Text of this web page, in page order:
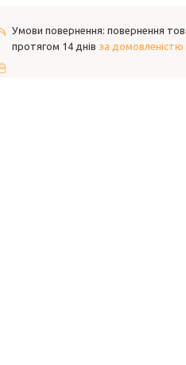
повернення
протягом 14 днів за домовленістю